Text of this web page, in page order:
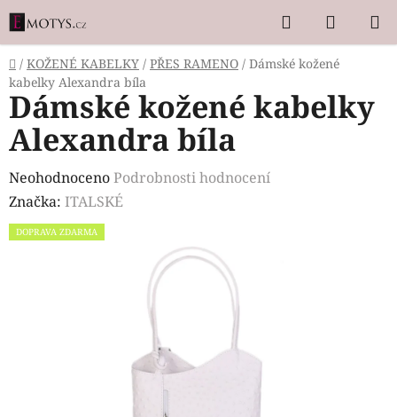
Přejít
na
obsah
Hledat
KOŠÍK
Domů
/ KOŽENÉ KABELKY / PŘES RAMENO / Dámské kožené
kabelky Alexandra bíla
Dámské kožené kabelky
Alexandra bíla
Průměrné
hodnocení
produktu
NeohodnocenoPodrobnosti hodnocení
Značka: ITALSKÉ
DOPRAVA ZDARMA